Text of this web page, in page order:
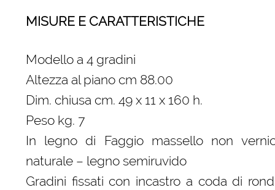
MISURE E CARATTERISTICHE
Modello a 4 gradini
Altezza al piano cm 88.00
Dim. chiusa cm. 49 x 11 x 160 h.
Peso kg. 7
In legno di Faggio massello non
naturale – legno semiruvido
Gradini fissati con incastro a coda di